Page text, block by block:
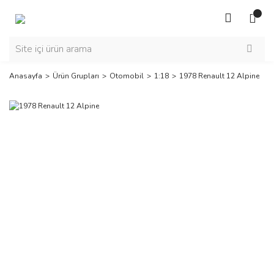
Anasayfa Ürün Grupları Otomobil 1:18 1978 Renault 12 Alpine